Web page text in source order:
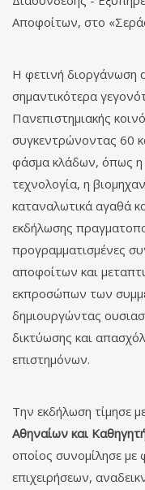
Αποφοίτων, στο
Η φετινή διοργάνωση
σημαντικότερα
Πανεπιστημιακής
συγκεντρώνοντας 60
φάσμα κλάδων, όπως η
τεχνολογία, η
καταναλωτικά αγαθά
εκδήλωσης
προγραμματισμένες
αποφοίτων και
εκπροσώπων των
δημιουργώντας
δικτύωσης και
επιστημόνων.
Την εκδήλωση τίμησε
Αθηναίων και
οποίος συνομίλησε με
επιχειρήσεων,